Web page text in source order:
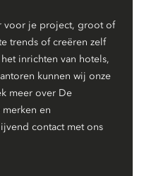
voor je project, groot of
trends of creëren zelf
inrichten van hotels,
kunnen wij onze
meer over De
en
contact met ons